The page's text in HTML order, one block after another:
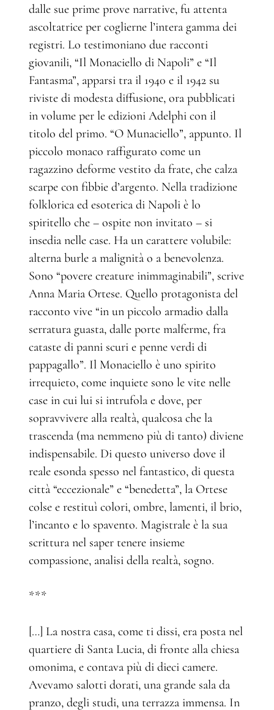
dalle sue prime prove narrative, fu attenta
ascoltatrice per coglierne l’intera gamma dei
registri. Lo testimoniano due racconti
giovanili, “Il Monaciello di Napoli” e “Il
Fantasma”, apparsi tra il 1940 e il 1942 su
riviste di modesta diffusione, ora pubblicati
in volume per le edizioni Adelphi con il
titolo del primo. “O Munaciello”, appunto. Il
piccolo monaco raffigurato come un
ragazzino deforme vestito da frate, che calza
scarpe con fibbie d’argento. Nella tradizione
folklorica ed esoterica di Napoli è lo
spiritello che – ospite non invitato – si
insedia nelle case. Ha un carattere volubile:
alterna burle a malignità o a benevolenza.
Sono “povere creature inimmaginabili”, scrive
Anna Maria Ortese. Quello protagonista del
racconto vive “in un piccolo armadio dalla
serratura guasta, dalle porte malferme, fra
cataste di panni scuri e penne verdi di
pappagallo”. Il Monaciello è uno spirito
irrequieto, come inquiete sono le vite nelle
case in cui lui si intrufola e dove, per
sopravvivere alla realtà, qualcosa che la
trascenda (ma nemmeno più di tanto) diviene
indispensabile. Di questo universo dove il
reale esonda spesso nel fantastico, di questa
città “eccezionale” e “benedetta”, la Ortese
colse e restituì colori, ombre, lamenti, il brio,
l’incanto e lo spavento. Magistrale è la sua
scrittura nel saper tenere insieme
compassione, analisi della realtà, sogno.
***
[…] La nostra casa, come ti dissi, era posta nel
quartiere di Santa Lucia, di fronte alla chiesa
omonima, e contava più di dieci camere.
Avevamo salotti dorati, una grande sala da
pranzo, degli studi, una terrazza immensa. In